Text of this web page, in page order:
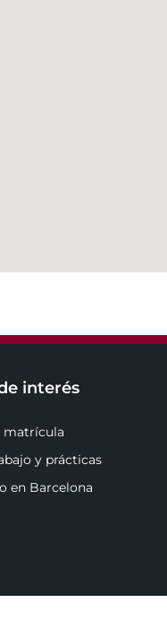
interés
matrícula
y prácticas
en Barcelona